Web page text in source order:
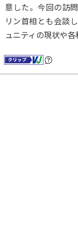
意した。今回の訪
リン首相とも会談
ュニティの現状や